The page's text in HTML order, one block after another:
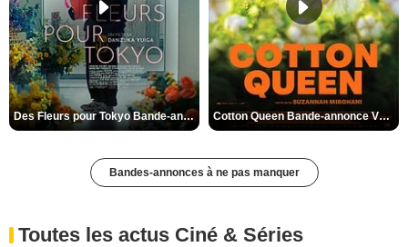
Des Fleurs pour Tokyo Bande-annonce VO STFR Cotton Queen Bande-annonce VO STFR
Bandes-annonces à ne pas manquer
Toutes les actus Ciné & Séries